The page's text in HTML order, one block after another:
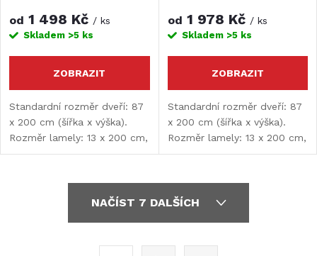
od 1 498 Kč / ks
Skladem >5 ks
ZOBRAZIT
Standardní rozměr dveří: 87
x 200 cm (šířka x výška).
Rozměr lamely: 13 x 200 cm,
tloušťka lamely: 9 mm.
od 1 978 Kč / ks
Skladem >5 ks
ZOBRAZIT
Standardní rozměr dveří: 87
x 200 cm (šířka x výška).
Rozměr lamely: 13 x 200 cm,
tloušťka lamely: 9 mm.
NAČÍST 7 DALŠÍCH